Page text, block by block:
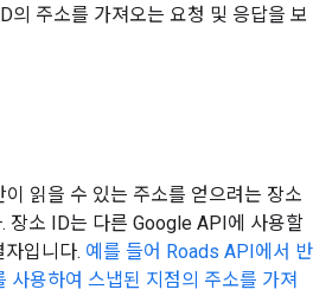
의 주소를 가져오는 요청 및 응답을 보
이 읽을 수 있는 주소를 얻으려는 장소
장소 ID는 다른 Google API에 사용할
입니다. 예를 들어 Roads API에서 반
사용하여 스냅된 지점의 주소를 가져